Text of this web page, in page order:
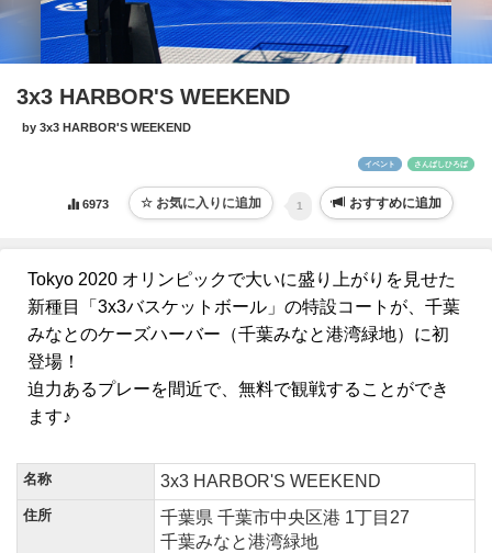
3x3 HARBOR'S WEEKEND
by 3x3 HARBOR'S WEEKEND
イベント さんばしひろば
6973 1 おすすめに追加
Tokyo 2020 オリンピックで大いに盛り上がりを見せた
新種目「3x3バスケットボール」の特設コートが、千葉
みなとのケーズハーバー（千葉みなと港湾緑地）に初
登場！
迫力あるプレーを間近で、無料で観戦することができ
ます♪
名称 3x3 HARBOR'S WEEKEND
住所
千葉県 千葉市中央区港 1丁目27
千葉みなと港湾緑地